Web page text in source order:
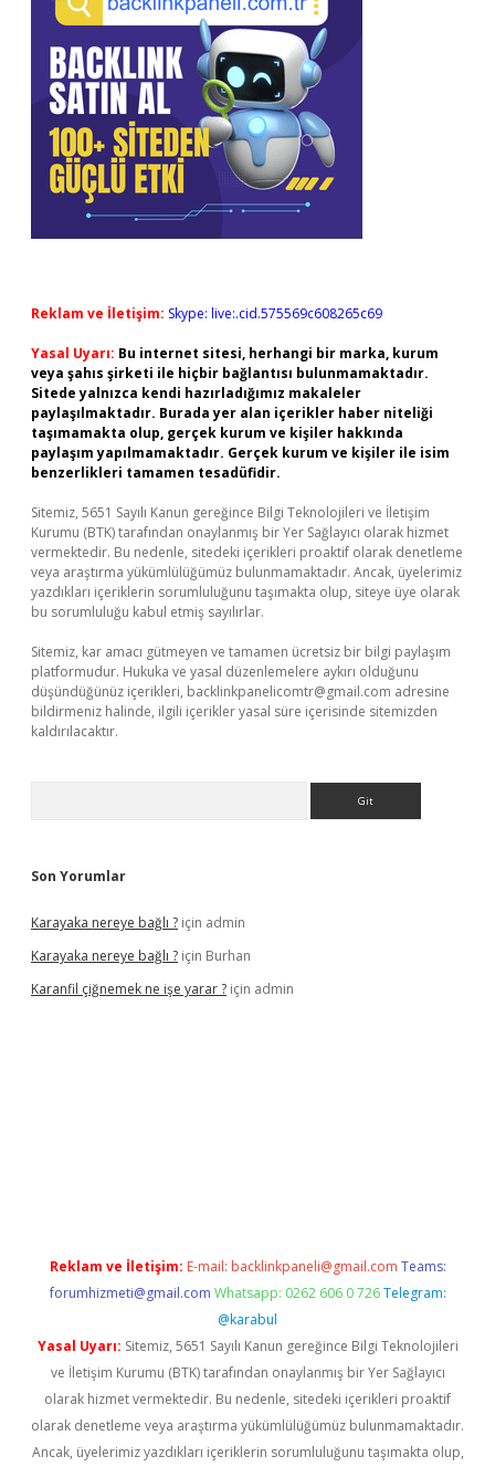
Reklam ve İletişim: Skype: live:.cid.575569c608265c69
Yasal Uyarı: Bu internet sitesi, herhangi bir marka, kurum
veya şahıs şirketi ile hiçbir bağlantısı bulunmamaktadır.
Sitede yalnızca kendi hazırladığımız makaleler
paylaşılmaktadır. Burada yer alan içerikler haber niteliği
taşımamakta olup, gerçek kurum ve kişiler hakkında
paylaşım yapılmamaktadır. Gerçek kurum ve kişiler ile isim
benzerlikleri tamamen tesadüfidir.
Sitemiz, 5651 Sayılı Kanun gereğince Bilgi Teknolojileri ve İletişim
Kurumu (BTK) tarafından onaylanmış bir Yer Sağlayıcı olarak hizmet
vermektedir. Bu nedenle, sitedeki içerikleri proaktif olarak denetleme
veya araştırma yükümlülüğümüz bulunmamaktadır. Ancak, üyelerimiz
yazdıkları içeriklerin sorumluluğunu taşımakta olup, siteye üye olarak
bu sorumluluğu kabul etmiş sayılırlar.
Sitemiz, kar amacı gütmeyen ve tamamen ücretsiz bir bilgi paylaşım
platformudur. Hukuka ve yasal düzenlemelere aykırı olduğunu
düşündüğünüz içerikleri, backlinkpanelicomtr@gmail.com adresine
bildirmeniz halinde, ilgili içerikler yasal süre içerisinde sitemizden
kaldırılacaktır.
Son Yorumlar
Karayaka nereye bağlı ? için admin
Karayaka nereye bağlı ? için Burhan
Karanfil çiğnemek ne işe yarar ? için admin
Reklam ve İletişim: E-mail: backlinkpaneli@gmail.com Teams:
forumhizmeti@gmail.com Whatsapp: 0262 606 0 726 Telegram:
@karabul
Yasal Uyarı: Sitemiz, 5651 Sayılı Kanun gereğince Bilgi Teknolojileri
ve İletişim Kurumu (BTK) tarafından onaylanmış bir Yer Sağlayıcı
olarak hizmet vermektedir. Bu nedenle, sitedeki içerikleri proaktif
olarak denetleme veya araştırma yükümlülüğümüz bulunmamaktadır.
Ancak, üyelerimiz yazdıkları içeriklerin sorumluluğunu taşımakta olup,